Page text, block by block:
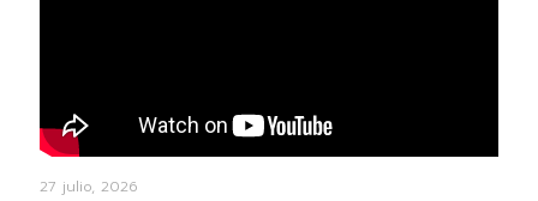
27 julio, 2026